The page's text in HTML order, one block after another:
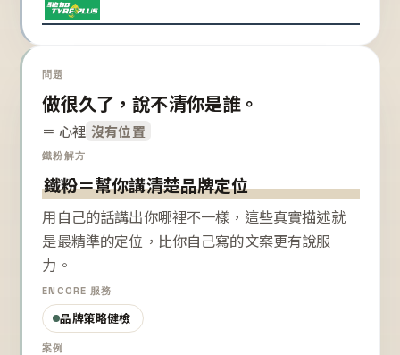
問題
做很久了，說不清你是誰。
＝ 心裡 沒有位置
鐵粉解方
鐵粉＝幫你講清楚品牌定位
用自己的話講出你哪裡不一樣，這些真實描述就
是最精準的定位，比你自己寫的文案更有說服
力。
ENCORE 服務
品牌策略健檢
案例